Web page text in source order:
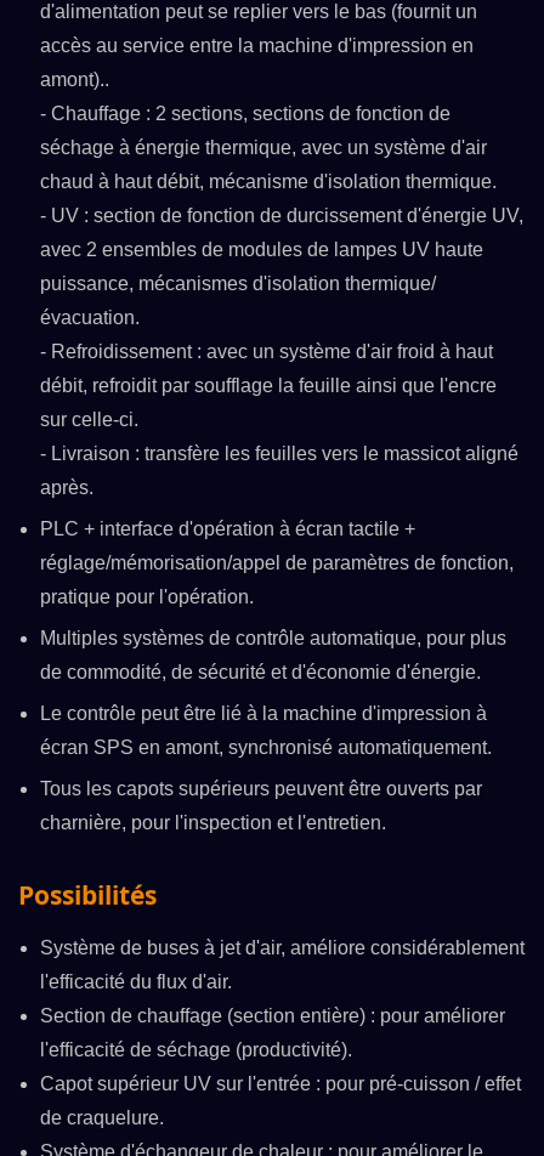
d'alimentation peut se replier vers le bas (fournit un
accès au service entre la machine d'impression en
amont)..
- Chauffage : 2 sections, sections de fonction de
séchage à énergie thermique, avec un système d'air
chaud à haut débit, mécanisme d'isolation thermique.
- UV : section de fonction de durcissement d'énergie UV,
avec 2 ensembles de modules de lampes UV haute
puissance, mécanismes d'isolation thermique/
évacuation.
- Refroidissement : avec un système d'air froid à haut
débit, refroidit par soufflage la feuille ainsi que l'encre
sur celle-ci.
- Livraison : transfère les feuilles vers le massicot aligné
après.
PLC + interface d'opération à écran tactile +
réglage/mémorisation/appel de paramètres de fonction,
pratique pour l'opération.
Multiples systèmes de contrôle automatique, pour plus
de commodité, de sécurité et d'économie d'énergie.
Le contrôle peut être lié à la machine d'impression à
écran SPS en amont, synchronisé automatiquement.
Tous les capots supérieurs peuvent être ouverts par
charnière, pour l'inspection et l'entretien.
Possibilités
Système de buses à jet d'air, améliore considérablement
l'efficacité du flux d'air.
Section de chauffage (section entière) : pour améliorer
l'efficacité de séchage (productivité).
Capot supérieur UV sur l'entrée : pour pré-cuisson / effet
de craquelure.
Système d'échangeur de chaleur : pour améliorer le